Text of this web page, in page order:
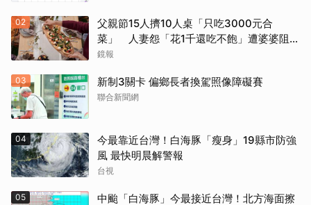
02
父親節15人擠10人桌「只吃3000元合
菜」 人妻怨「花1千還吃不飽」遭婆婆阻加
菜
鏡報
03 新制3關卡 偏鄉長者換駕照像障礙賽
聯合新聞網
04
今最靠近台灣！白海豚「瘦身」19縣市防強
風 最快明晨解警報
台視
05
中颱「白海豚」今最接近台灣！北方海面擦